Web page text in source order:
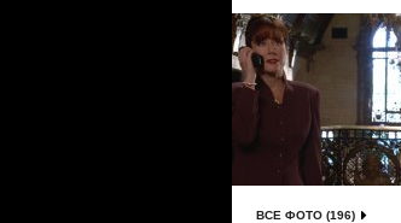
ВСЕ ФОТО (196)